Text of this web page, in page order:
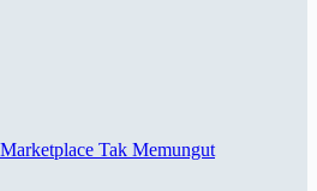
Tak Memungut